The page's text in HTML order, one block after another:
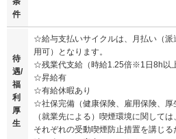
件
待
遇/
福
利
厚
生
☆給与支払いサイクルは、月払い（派
用可）となります。
☆残業代支給（時給1.25倍※1日8h以
☆昇給有
☆有給休暇あり
☆社保完備（健康保険、雇用保険、
（就業先による）喫煙環境に関して
それぞれの受動喫煙防止措置を講じ